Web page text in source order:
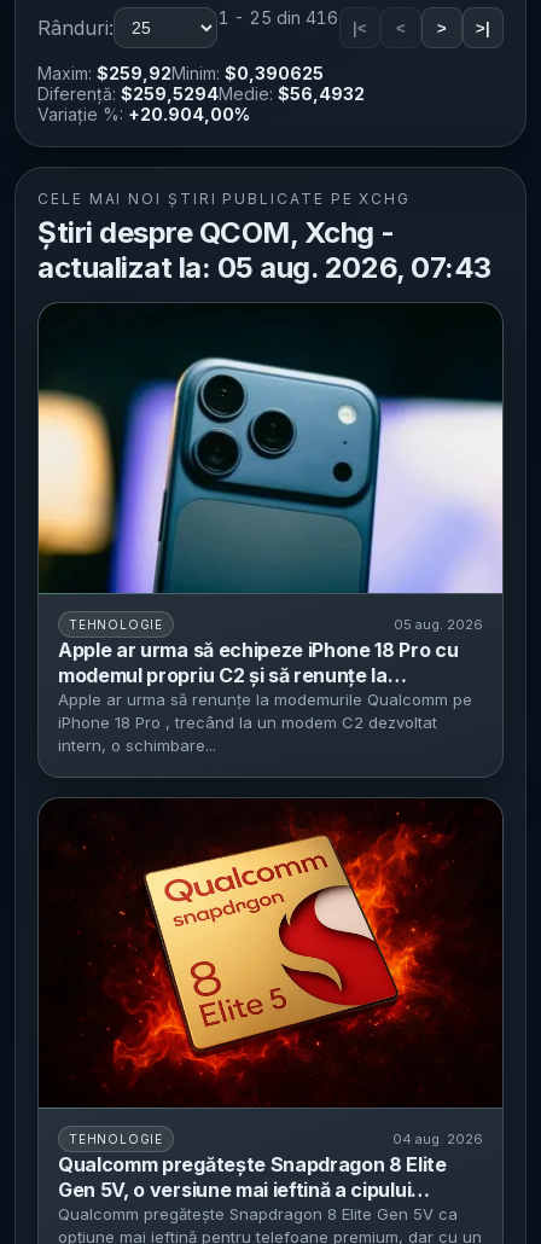
Rânduri: 1 - 25 din 416 |< < > >|
Maxim: $259,92Minim: $0,390625
Diferență: $259,5294Medie: $56,4932
Variație %: +20.904,00%
CELE MAI NOI ȘTIRI PUBLICATE PE XCHG
Știri despre QCOM, Xchg -
actualizat la: 05 aug. 2026, 07:43
TEHNOLOGIE 05 aug. 2026
Apple ar urma să echipeze iPhone 18 Pro cu
modemul propriu C2 și să renunțe la
Qualcomm - zvonurile indică un pas nou spre
controlul intern al componentelor-cheie
Apple ar urma să renunțe la modemurile Qualcomm pe
iPhone 18 Pro , trecând la un modem C2 dezvoltat
intern, o schimbare...
TEHNOLOGIE 04 aug. 2026
Qualcomm pregătește Snapdragon 8 Elite
Gen 5V, o versiune mai ieftină a cipului
flagship - compromis la GPU (cache și
Qualcomm pregătește Snapdragon 8 Elite Gen 5V ca
opțiune mai ieftină pentru telefoane premium, dar cu un